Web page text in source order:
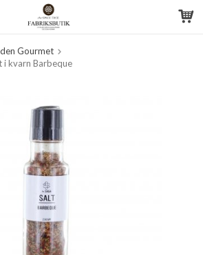
har blivit tillagd i varukorgen
Gourmet
i kvarn Barbeque